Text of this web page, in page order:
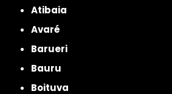
Atibaia
Avaré
Barueri
Bauru
Boituva